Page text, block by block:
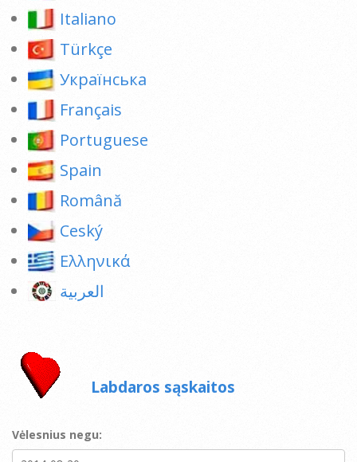
Italiano
Türkçe
Українська
Français
Portuguese
Spain
Română
Ceský
Ελληνικά
العربية
Labdaros sąskaitos
Vėlesnius negu: